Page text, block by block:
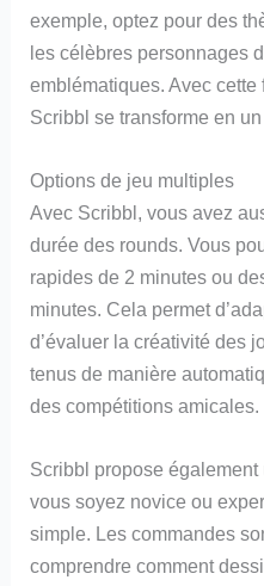
exemple, optez pour des
les célèbres personnages
emblématiques. Avec
Scribbl se transforme en un
Options de jeu multiples
Avec Scribbl, vous avez
durée des rounds. Vous
rapides de 2 minutes ou
minutes. Cela permet
d’évaluer la créativité des
tenus de manière
des compétitions amicales.
Scribbl propose également
vous soyez novice ou
simple. Les commandes
comprendre comment